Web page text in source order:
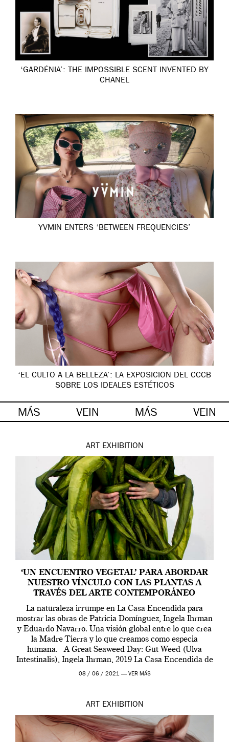
‘GARDÉNIA’: THE IMPOSSIBLE SCENT INVENTED BY
CHANEL
YVMIN ENTERS ‘BETWEEN FREQUENCIES’
‘EL CULTO A LA BELLEZA’: LA EXPOSICIÓN DEL CCCB
SOBRE LOS IDEALES ESTÉTICOS
MÁS VEIN MÁS VEIN
ART EXHIBITION
‘UN ENCUENTRO VEGETAL’ PARA ABORDAR
NUESTRO VÍNCULO CON LAS PLANTAS A
TRAVÉS DEL ARTE CONTEMPORÁNEO
La naturaleza irrumpe en La Casa Encendida para
mostrar las obras de Patricia Domínguez, Ingela Ihrman
y Eduardo Navarro. Una visión global entre lo que crea
la Madre Tierra y lo que creamos como especia
humana. A Great Seaweed Day: Gut Weed (Ulva
Intestinalis), Ingela Ihrman, 2019 La Casa Encendida de
Madrid y la Wellcome […]
08 / 06 / 2021 — VER MÁS
ART EXHIBITION